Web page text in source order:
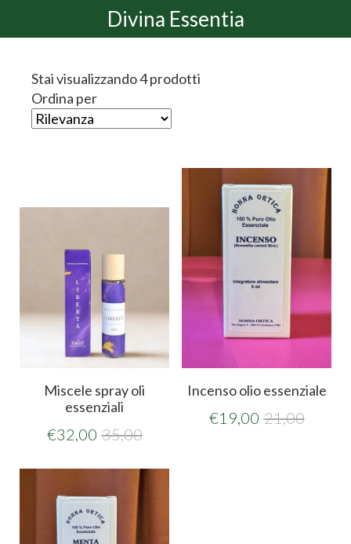
Divina Essentia
Stai visualizzando 4 prodotti
Ordina per
Miscele spray oli
essenziali
€32,00 35,00
Incenso olio essenziale
€19,00 21,00